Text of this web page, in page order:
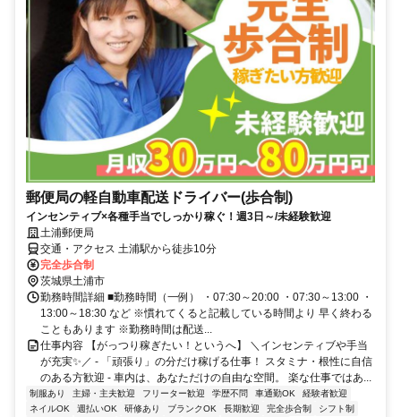
郵便局の軽自動車配送ドライバー(歩合制)
インセンティブ×各種手当でしっかり稼ぐ！週3日～/未経験歓迎
土浦郵便局
交通・アクセス 土浦駅から徒歩10分
完全歩合制
茨城県土浦市
勤務時間詳細 ■勤務時間（一例） ・07:30～20:00 ・07:30～13:00 ・
13:00～18:30 など ※慣れてくると記載している時間より 早く終わる
こともあります ※勤務時間は配送...
仕事内容 【がっつり稼ぎたい！というへ】 ＼インセンティブや手当
が充実✨／ - 「頑張り」の分だけ稼げる仕事！ スタミナ・根性に自信
のある方歓迎 - 車内は、あなただけの自由な空間。 楽な仕事ではあ...
制服あり 主婦・主夫歓迎 フリーター歓迎 学歴不問 車通勤OK
経験者歓迎
ネイルOK
週払いOK 研修あり ブランクOK 長期歓迎 完全歩合制
シフト制